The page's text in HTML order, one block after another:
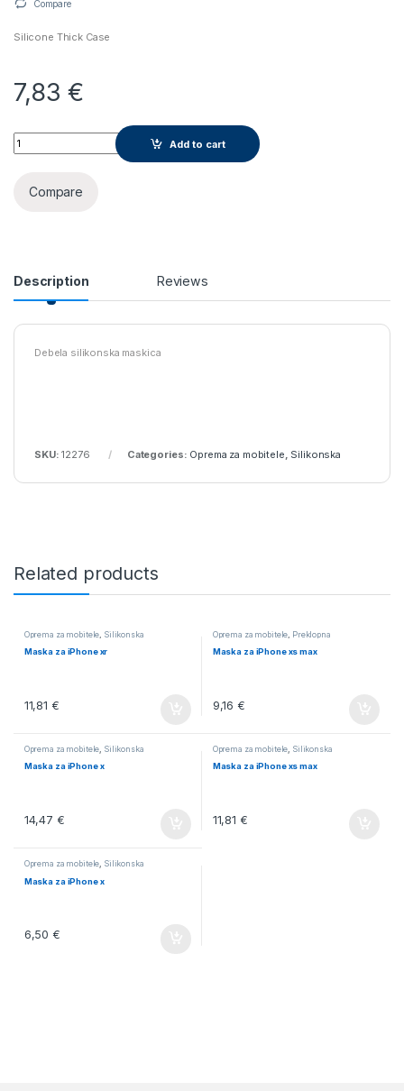
Compare
Silicone Thick Case
7,83€
Maska za Samsung note 10+ quantityAdd to cart
Compare
Description Reviews
Debela silikonska maskica
SKU:12276 Categories: Oprema za mobitele Silikonska
Related products
Oprema za mobitele Silikonska
Maska za iPhone xr
11,81 €
Oprema za mobitele Preklopna
Maska za iPhone xs max
9,16 €
Oprema za mobitele Silikonska
Maska za iPhone x
14,47 €
Oprema za mobitele Silikonska
Maska za iPhone xs max
11,81 €
Oprema za mobitele Silikonska
Maska za iPhone x
6,50 €